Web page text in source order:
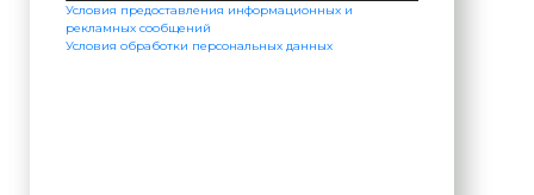
Условия предоставления информационных и
рекламных сообщений
Условия обработки персональных данных